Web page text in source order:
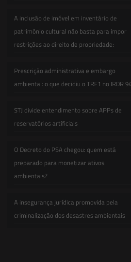
A inclusão de imóvel em inventário de
patrimônio cultural não basta para impor
restrições ao direito de propriedade:
Prescrição administrativa e embargo
ambiental: o que decidiu o TRF1 no IRDR
STJ divide entendimento sobre APPs de
reservatórios artificiais
O Decreto do PSA chegou: quem está
preparado para monetizar ativos
ambientais?
A insegurança jurídica promovida pela
criminalização dos desastres ambientais